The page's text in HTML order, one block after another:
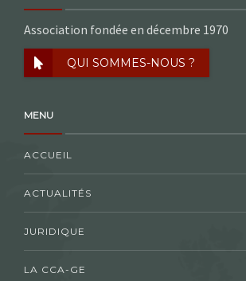
Association fondée en décembre 1970
QUI SOMMES-NOUS ?
MENU
ACCUEIL
ACTUALITÉS
JURIDIQUE
LA CCA-GE